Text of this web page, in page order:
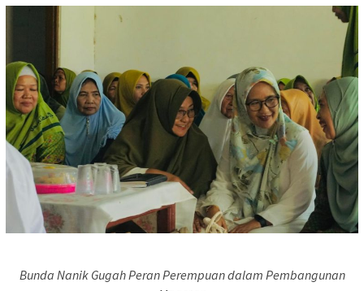
Bunda Nanik Gugah Peran Perempuan dalam Pembangunan